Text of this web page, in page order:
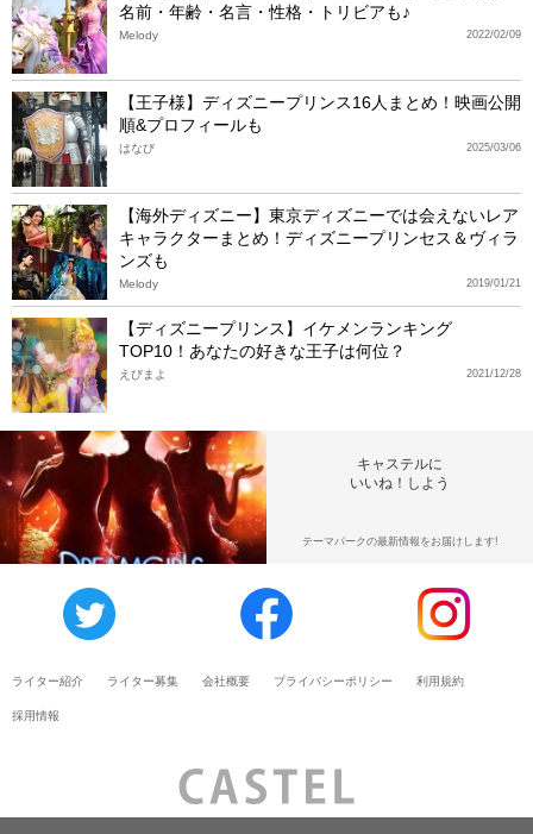
名前・年齢・名言・性格・トリビアも♪
2022/02/09
Melody
【王子様】ディズニープリンス16人まとめ！映画公開
順&プロフィールも
2025/03/06
はなび
【海外ディズニー】東京ディズニーでは会えないレア
キャラクターまとめ！ディズニープリンセス＆ヴィラ
ンズも
2019/01/21
Melody
【ディズニープリンス】イケメンランキング
TOP10！あなたの好きな王子は何位？
2021/12/28
えびまよ
キャステルに
いいね！しよう
テーマパークの最新情報をお届けします!
ライター紹介 ライター募集 会社概要 プライバシーポリシー 利用規約
採用情報